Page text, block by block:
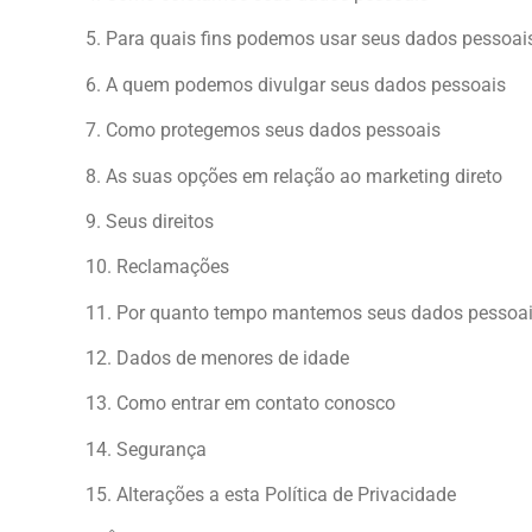
5. Para quais fins podemos usar seus dados
6. A quem podemos divulgar seus dados pessoais
7. Como protegemos seus dados pessoais
8. As suas opções em relação ao marketing direto
9. Seus direitos
10. Reclamações
11. Por quanto tempo mantemos seus dados
12. Dados de menores de idade
13. Como entrar em contato conosco
14. Segurança
15. Alterações a esta Política de Privacidade